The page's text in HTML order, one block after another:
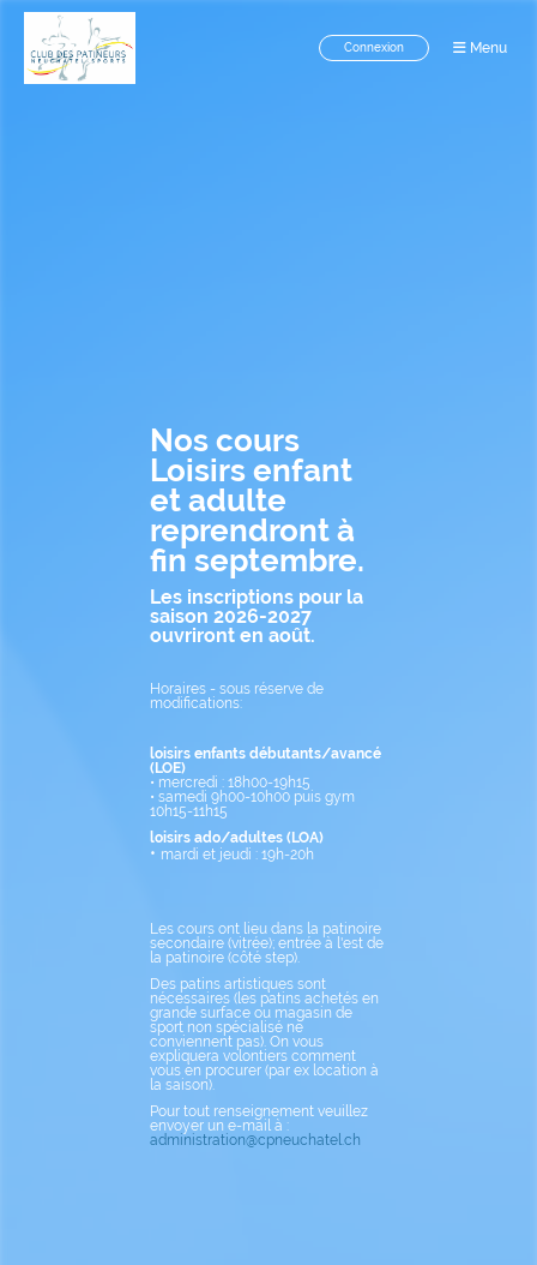
Connexion Menu
Nos cours
Loisirs enfant
et adulte
reprendront à
fin septembre.
Les inscriptions pour la
saison 2026-2027
ouvriront en août.
Horaires - sous réserve de
modifications:
loisirs enfants débutants/avancé
(LOE)
• mercredi : 18h00-19h15
• samedi 9h00-10h00 puis gym
10h15-11h15
loisirs ado/adultes (LOA)
• mardi et jeudi : 19h-20h
Les cours ont lieu dans la patinoire
secondaire (vitrée); entrée à l'est de
la patinoire (côté step).
Des patins artistiques sont
nécessaires (les patins achetés en
grande surface ou magasin de
sport non spécialisé ne
conviennent pas). On vous
expliquera volontiers comment
vous en procurer (par ex location à
la saison).
Pour tout renseignement veuillez
envoyer un e-mail à :
administration@cpneuchatel.ch